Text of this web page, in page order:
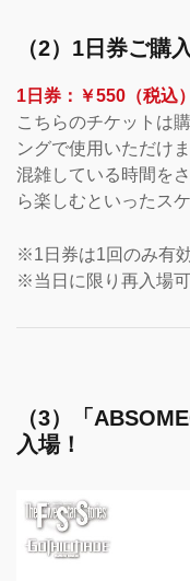
（2）1日券ご購
1日券：￥550（税込）
こちらのチケットは
ングで使用いただけま
混雑している時間を
ら楽しむといったス
※1日券は1回のみ有効
※当日に限り再入場可
（3）「
入場！